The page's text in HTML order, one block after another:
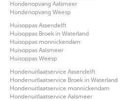
Hondenopvang Aalsmeer
Hondenopvang Weesp
Huisoppas Assendelft
Huisoppas Broek in Waterland
Huisoppas monnickendam
Huisoppas Aalsmeer
Huisoppas Weesp
Hondenuitlaatservice Assendelft
Hondenuitlaatservice Broek in Waterland
Hondenuitlaatservice monnickendam
Hondenuitlaatservice Aalsmeer